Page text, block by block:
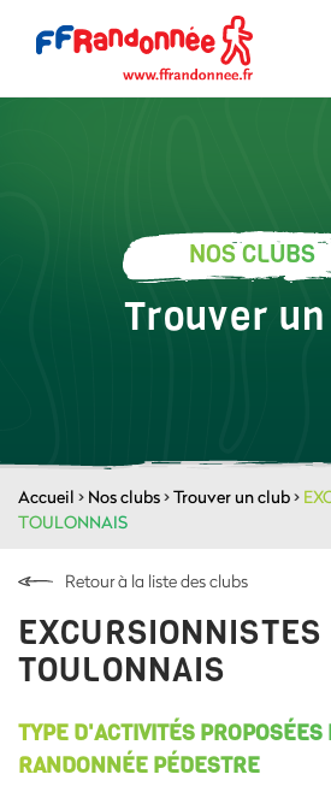
NOS CLUBS
Trouver
Accueil > Nos clubs>Trouver un club>
TOULONNAIS
Retour à la liste des clubs
EXCURSIONNISTES
TOULONNAIS
TYPE D'ACTIVITÉS
RANDONNÉE PÉDESTRE